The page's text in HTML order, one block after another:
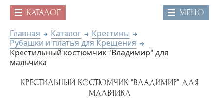
КАТАЛОГ МЕНЮ
Главная Каталог
Крестины
Рубашки и платья для Крещения
Крестильный костюмчик "Владимир" для
мальчика
КРЕСТИЛЬНЫЙ КОСТЮМЧИК "ВЛАДИМИР" ДЛЯ
МАЛЬЧИКА